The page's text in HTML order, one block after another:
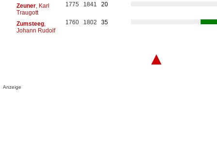
Zeuner, Karl
Traugott
1775 1841 20
Zumsteeg,
Johann Rudolf
1760 1802 35
▲
Anzeige